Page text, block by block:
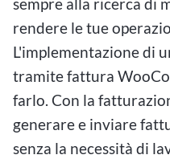
rendere le tue
L'implementazione di
tramite fattura
farlo. Con la
generare e inviare
senza la necessità di